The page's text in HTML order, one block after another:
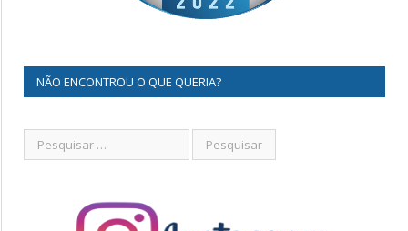
NÃO ENCONTROU O QUE QUERIA?